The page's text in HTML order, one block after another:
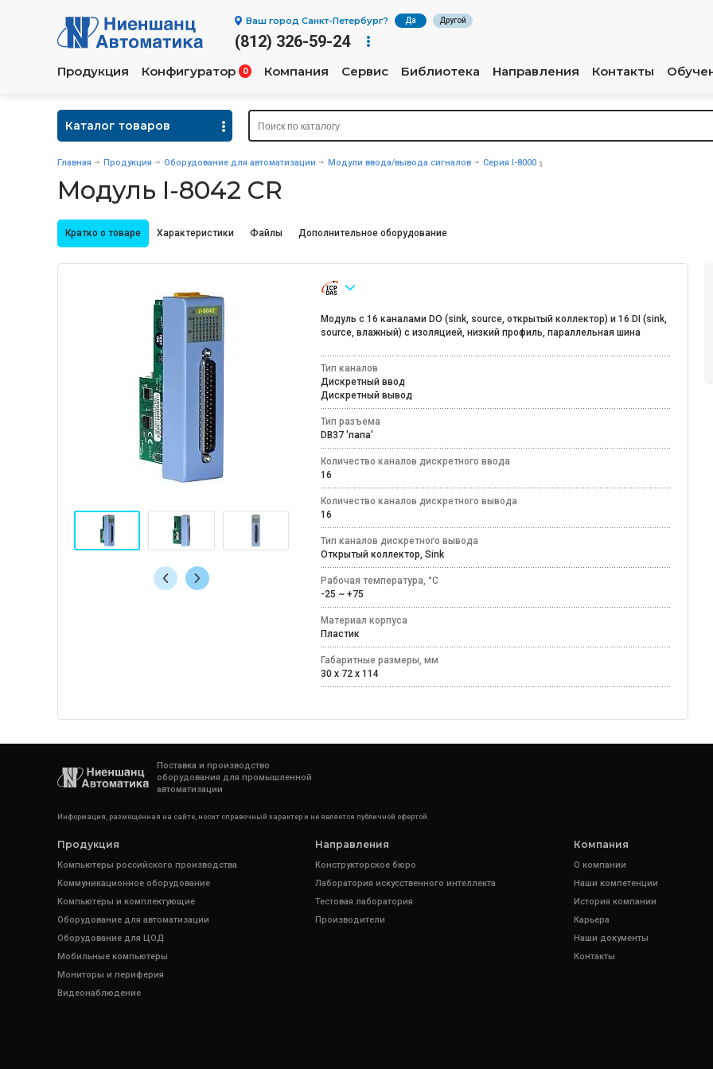
Ваш город Санкт-Петербург? Да Другой
(812) 326-59-24
Продукция Конфигуратор 0 Компания Сервис Библиотека Направления Контакты
Каталог товаров
Главная Продукция Оборудование для автоматизации Модули ввода/вывода сигналов Серия I-8000
Модуль I-8042 CR
Кратко о товаре Характеристики Файлы Дополнительное оборудование
Модуль с 16 каналами DO (sink, source, открытый коллектор) и 16 DI (sink,
source, влажный) с изоляцией, низкий профиль, параллельная шина
Тип каналов
Дискретный ввод
Дискретный вывод
Тип разъема
DB37 'папа'
Количество каналов дискретного ввода
16
Количество каналов дискретного вывода
16
Тип каналов дискретного вывода
Открытый коллектор, Sink
Рабочая температура, °C
-25 ~ +75
Материал корпуса
Пластик
Габаритные размеры, мм
30 x 72 x 114
Поставка и производство
оборудования для промышленной
автоматизации
Информация, размещенная на сайте, носит справочный характер и не является публичной офертой.
Продукция
Компьютеры российского производства
Коммуникационное оборудование
Компьютеры и комплектующие
Оборудование для автоматизации
Оборудование для ЦОД
Мобильные компьютеры
Мониторы и периферия
Видеонаблюдение
Направления
Конструкторское бюро
Лаборатория искусственного интеллекта
Тестовая лаборатория
Производители
Компания
О компании
Наши компетенции
История компании
Карьера
Наши документы
Контакты